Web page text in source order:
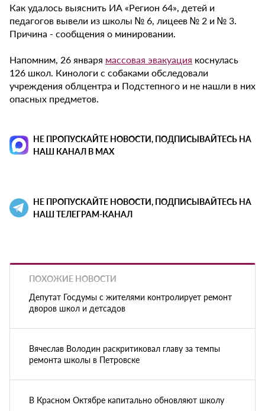
Как удалось выяснить ИА «Регион 64», детей и
педагогов вывели из школы № 6, лицеев № 2 и № 3.
Причина - сообщения о минировании.
Напомним, 26 января массовая эвакуация коснулась
126 школ. Кинологи с собаками обследовали
учреждения облцентра и Подстепного и не нашли в них
опасных предметов.
НЕ ПРОПУСКАЙТЕ НОВОСТИ, ПОДПИСЫВАЙТЕСЬ НА
НАШ КАНАЛ В MAX
НЕ ПРОПУСКАЙТЕ НОВОСТИ, ПОДПИСЫВАЙТЕСЬ НА
НАШ ТЕЛЕГРАМ-КАНАЛ
ПОХОЖИЕ НОВОСТИ
Депутат Госдумы с жителями контролирует ремонт
дворов школ и детсадов
Вячеслав Володин раскритиковал главу за темпы
ремонта школы в Петровске
В Красном Октябре капитально обновляют школу